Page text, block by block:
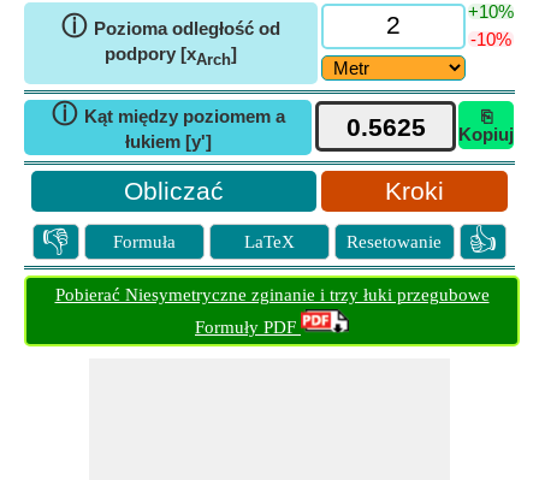
ⓘ Pozioma odległość od
podpory [xArch]
+10%
-10%
ⓘ Kąt między poziomem a
łukiem [y']
⎘
Kopiuj
Kroki
👎 Formuła LaTeX Resetowanie 👍
Pobierać Niesymetryczne zginanie i trzy łuki przegubowe
Formuły PDF